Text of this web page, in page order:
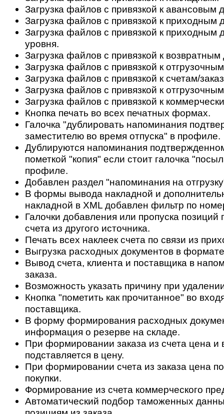
Загрузка файлов с привязкой к авансовым
Загрузка файлов с привязкой к приходным
Загрузка файлов с привязкой к приходным
уровня.
Загрузка файлов с привязкой к
Загрузка файлов с привязкой к
Загрузка файлов с привязкой к счетам/
Загрузка файлов с привязкой к
Загрузка файлов с привязкой к
Кнопка печать во всех печатных формах.
Галочка "дублировать напоминания
заместителю во время отпуска" в профиле.
Дублируются напоминания
пометкой "копия" если стоит галочка
профиле.
Добавлен раздел "напоминания на
В формы вывода накладной и
накладной в XML добавлен фильтр по
Галочки добавления или пропуска
счета из другого источника.
Печать всех наклеек счета по связи из
Выгрузка расходных документов в
Вывод счета, клиента и поставщика в
заказа.
Возможность указать причину при
Кнопка "пометить как прочитанное" во
поставщика.
В форму формирования расходных
информация о резерве на складе.
При формировании заказа из счета цена и
подставляется в цену.
При формировании счета из заказа цена
покупки.
Формирование из счета коммерческого
Автоматический подбор таможенных